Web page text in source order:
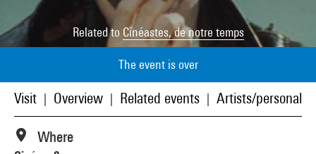
Related to Cinéastes, de notre temps
The event is over
Visit Overview Related events Artists/
Where